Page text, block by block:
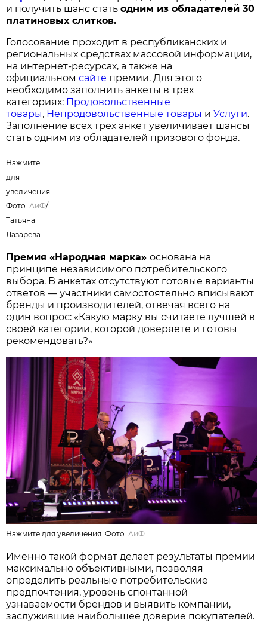
и получить шанс статьодним из обладателей 30
платиновых слитков.
Голосование проходит в республиканских и
региональных средствах массовой информации,
на интернет-ресурсах, а также на
официальномсайте премии. Для этого
необходимо заполнить анкеты в трех
категориях: Продовольственные
товары, Непродовольственные товары иУслуги.
Заполнение всех трех анкет увеличивает шансы
стать одним из обладателей призового фонда.
Нажмите для увеличения. Фото:АиФ/Татьяна Лазарева.
принципе независимого потребительского
выбора. В анкетах отсутствуют готовые варианты
ответов — участники самостоятельно вписывают
бренды и производителей, отвечая всего на
один вопрос: «Какую марку вы считаете лучшей в
своей категории, которой доверяете и готовы
рекомендовать?»